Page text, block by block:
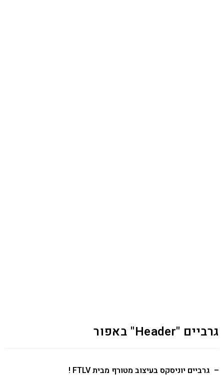
גרביים "Header" באפור
– גרביים יוניסקס בעיצוב מטורף מבית FTLV !